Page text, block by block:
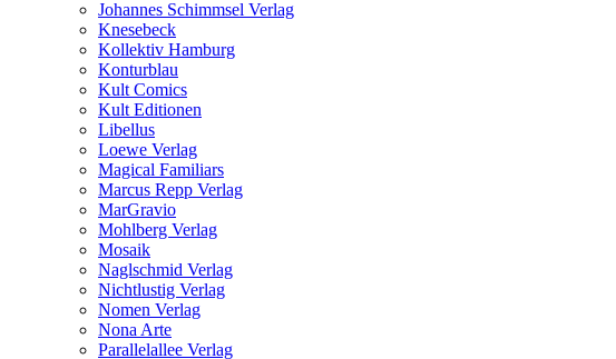
Johannes Schimmsel Verlag
Knesebeck
Kollektiv Hamburg
Konturblau
Kult Comics
Kult Editionen
Libellus
Loewe Verlag
Magical Familiars
Marcus Repp Verlag
MarGravio
Mohlberg Verlag
Mosaik
Naglschmid Verlag
Nichtlustig Verlag
Nomen Verlag
Nona Arte
Parallelallee Verlag